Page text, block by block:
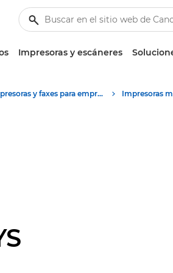
Impresoras y escáneres
Impresoras y faxes para empresa y oficina